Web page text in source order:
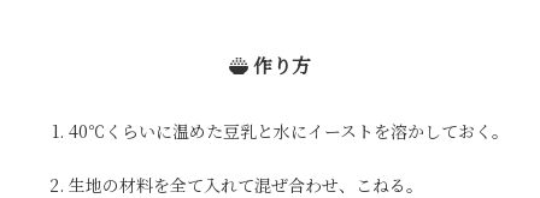
作り方
40℃くらいに温めた豆乳と水にイーストを溶かしておく。
生地の材料を全て入れて混ぜ合わせ、こねる。